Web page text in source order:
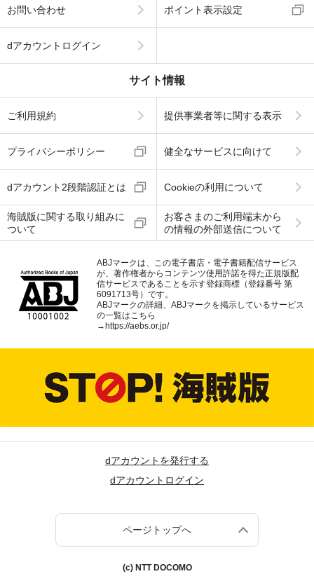
お問い合わせ ポイント表示設定
dアカウントログイン
サイト情報
ご利用規約 提供事業者等に関する表示
プライバシーポリシー 健全なサービスに向けて
dアカウント2段階認証とは Cookieの利用について
海賊版に関する取り組みに
ついて
お客さまのご利用端末から
の情報の外部送信について
ABJマークは、この電子書店・電子書籍配信サービス
が、著作権者からコンテンツ使用許諾を得た正規版配
信サービスであることを示す登録商標（登録番号 第
6091713号）です。
ABJマークの詳細、ABJマークを掲示しているサービス
の一覧はこちら
→ https://aebs.or.jp/
dアカウントを発行する
dアカウントログイン
ページトップへ
(c) NTT DOCOMO